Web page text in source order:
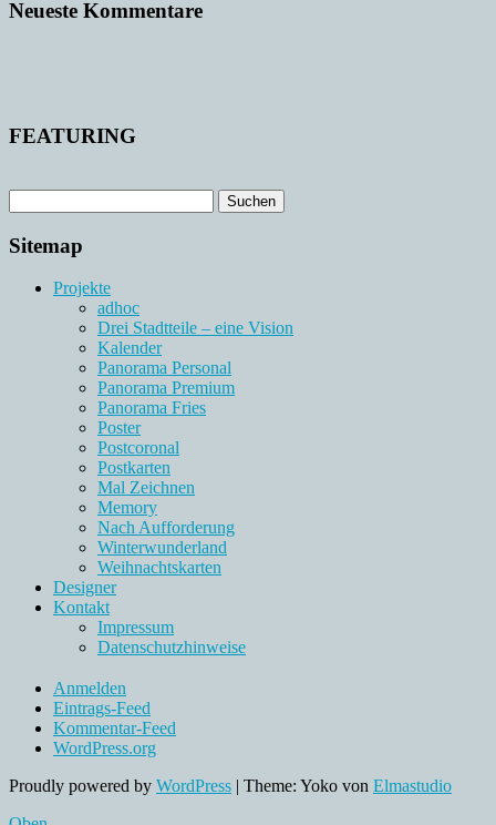
Neueste Kommentare
FEATURING
Sitemap
Projekte
adhoc
Drei Stadtteile – eine Vision
Kalender
Panorama Personal
Panorama Premium
Panorama Fries
Poster
Postcoronal
Postkarten
Mal Zeichnen
Memory
Nach Aufforderung
Winterwunderland
Weihnachtskarten
Designer
Kontakt
Impressum
Datenschutzhinweise
Anmelden
Eintrags-Feed
Kommentar-Feed
WordPress.org
Proudly powered by WordPress | Theme: Yoko von Elmastudio